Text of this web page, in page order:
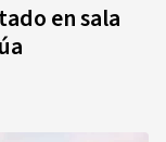
en sala